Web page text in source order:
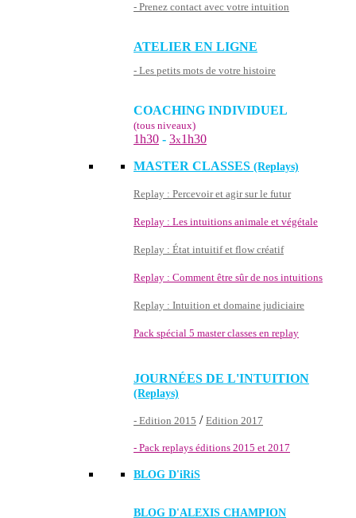
- Prenez contact avec votre intuition
ATELIER EN LIGNE
- Les petits mots de votre histoire
COACHING INDIVIDUEL
(tous niveaux)
1h30 - 3x1h30
MASTER CLASSES (Replays)
Replay : Percevoir et agir sur le futur
Replay : Les intuitions animale et végétale
Replay : État intuitif et flow créatif
Replay : Comment être sûr de nos intuitions
Replay : Intuition et domaine judiciaire
Pack spécial 5 master classes en replay
JOURNÉES DE L'INTUITION
(Replays)
- Edition 2015 / Edition 2017
- Pack replays éditions 2015 et 2017
BLOG D'iRiS
BLOG D'ALEXIS CHAMPION